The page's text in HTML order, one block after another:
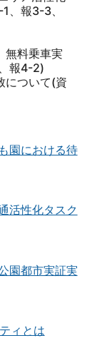
、報3-3、
無料乗車実
報4-2)
について(資
園における待
活性化タスク
園都市実証実
ィとは